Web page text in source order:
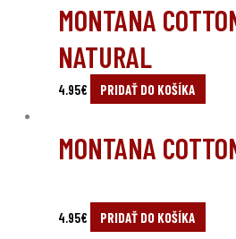
MONTANA
NATURAL
4.95€ PRIDAŤ DO KOŠÍKA
MONTANA
4.95€ PRIDAŤ DO KOŠÍKA